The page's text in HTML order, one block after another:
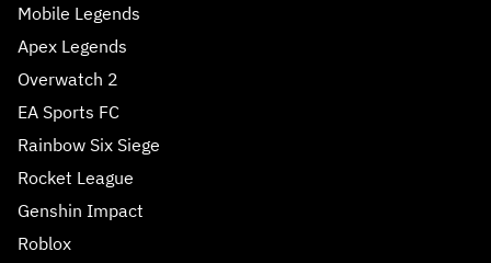
Mobile Legends
Apex Legends
Overwatch 2
EA Sports FC
Rainbow Six Siege
Rocket League
Genshin Impact
Roblox